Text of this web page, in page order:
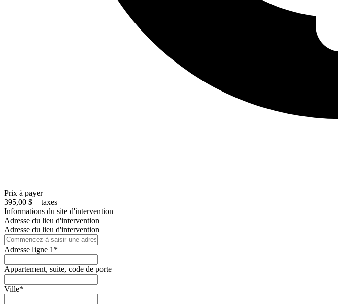
Prix à payer
395,00 $ + taxes
Informations du site d'intervention
Adresse du lieu d'intervention
Adresse du lieu d'intervention
Adresse ligne 1*
Appartement, suite, code de porte
Ville*